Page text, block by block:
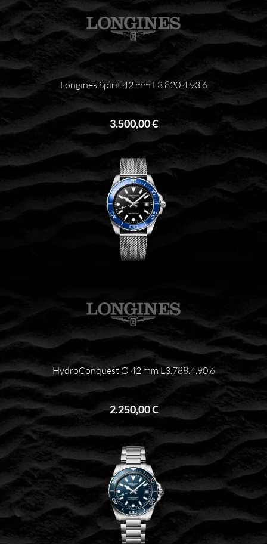
Longines Spirit 42 mm L3.820.4.93.6
3.500,00 €
HydroConquest Ø 42 mm L3.788.4.90.6
2.250,00 €